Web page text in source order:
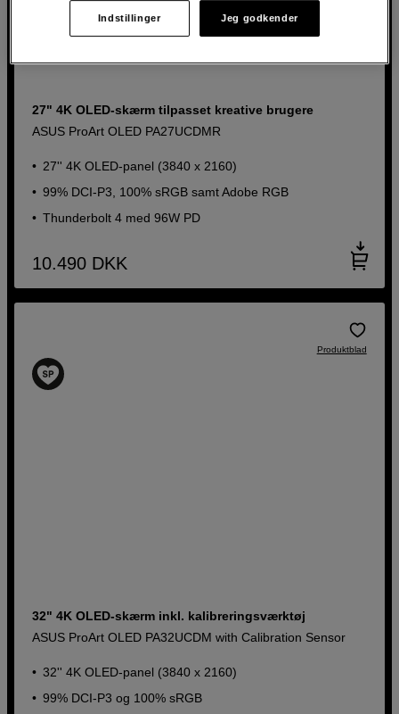
27" 4K OLED-skærm tilpasset kreative brugere
ASUS ProArt OLED PA27UCDMR
27'' 4K OLED-panel (3840 x 2160)
99% DCI-P3, 100% sRGB samt Adobe RGB
Thunderbolt 4 med 96W PD
10.490 DKK
Produktblad
32" 4K OLED-skærm inkl. kalibreringsværktøj
ASUS ProArt OLED PA32UCDM with Calibration Sensor
32'' 4K OLED-panel (3840 x 2160)
99% DCI-P3 og 100% sRGB
Indstillinger Jeg godkender